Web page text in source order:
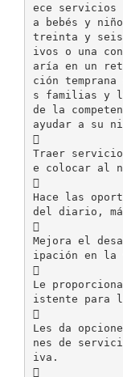
ece servicios
a bebés y
treinta y seis
ivos o una
aría en un
ción
s familias y
de la
ayudar a su

Traer
e colocar al

Hace las
del diario,

Mejora el
ipación en la

Le
istente para

Les da
nes de
iva.
